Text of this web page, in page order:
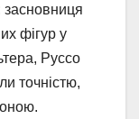
засновниця
фігур у
Руссо
точністю,